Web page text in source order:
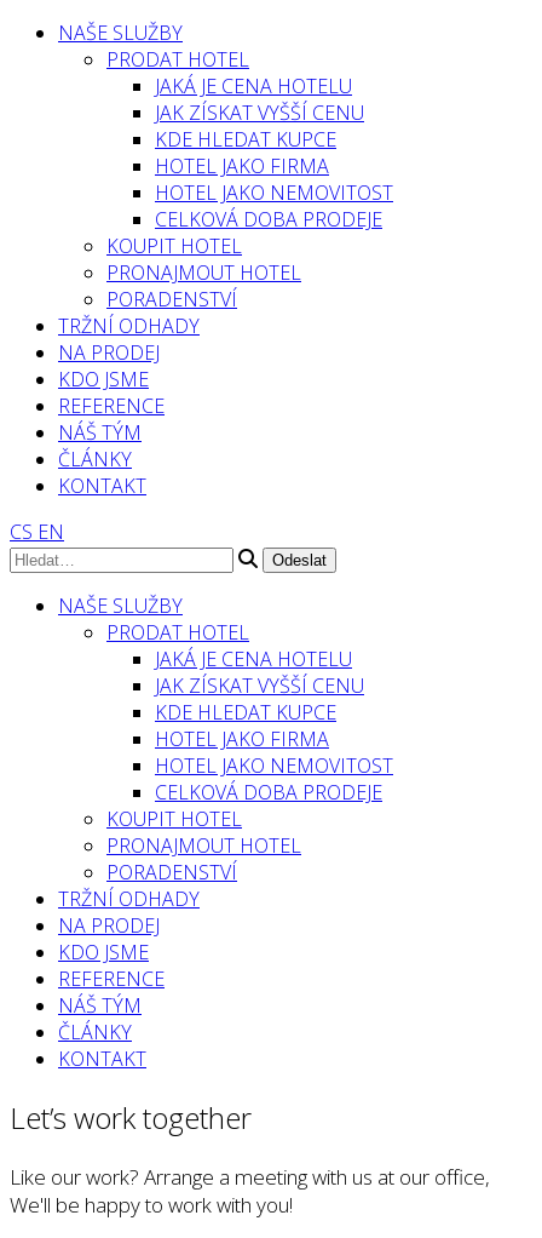
NAŠE SLUŽBY
PRODAT HOTEL
JAKÁ JE CENA HOTELU
JAK ZÍSKAT VYŠŠÍ CENU
KDE HLEDAT KUPCE
HOTEL JAKO FIRMA
HOTEL JAKO NEMOVITOST
CELKOVÁ DOBA PRODEJE
KOUPIT HOTEL
PRONAJMOUT HOTEL
PORADENSTVÍ
TRŽNÍ ODHADY
NA PRODEJ
KDO JSME
REFERENCE
NÁŠ TÝM
ČLÁNKY
KONTAKT
CS EN
NAŠE SLUŽBY
PRODAT HOTEL
JAKÁ JE CENA HOTELU
JAK ZÍSKAT VYŠŠÍ CENU
KDE HLEDAT KUPCE
HOTEL JAKO FIRMA
HOTEL JAKO NEMOVITOST
CELKOVÁ DOBA PRODEJE
KOUPIT HOTEL
PRONAJMOUT HOTEL
PORADENSTVÍ
TRŽNÍ ODHADY
NA PRODEJ
KDO JSME
REFERENCE
NÁŠ TÝM
ČLÁNKY
KONTAKT
Let’s work together
Like our work? Arrange a meeting with us at our office,
We'll be happy to work with you!